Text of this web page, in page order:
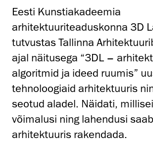
Eesti Kunstiakadeemia
arhitektuuriteaduskonna 3D
tutvustas Tallinna
ajal näitusega “3DL –
algoritmid ja ideed ruumis”
tehnoloogiaid arhitektuuris
seotud aladel. Näidati,
võimalusi ning lahendusi saab
arhitektuuris rakendada.